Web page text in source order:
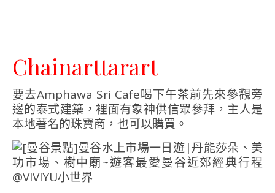
Chainarttarart
要去Amphawa Sri Cafe喝下午茶前先來參觀旁
邊的泰式建築，裡面有象神供信眾參拜，主人是
本地著名的珠寶商，也可以購買。